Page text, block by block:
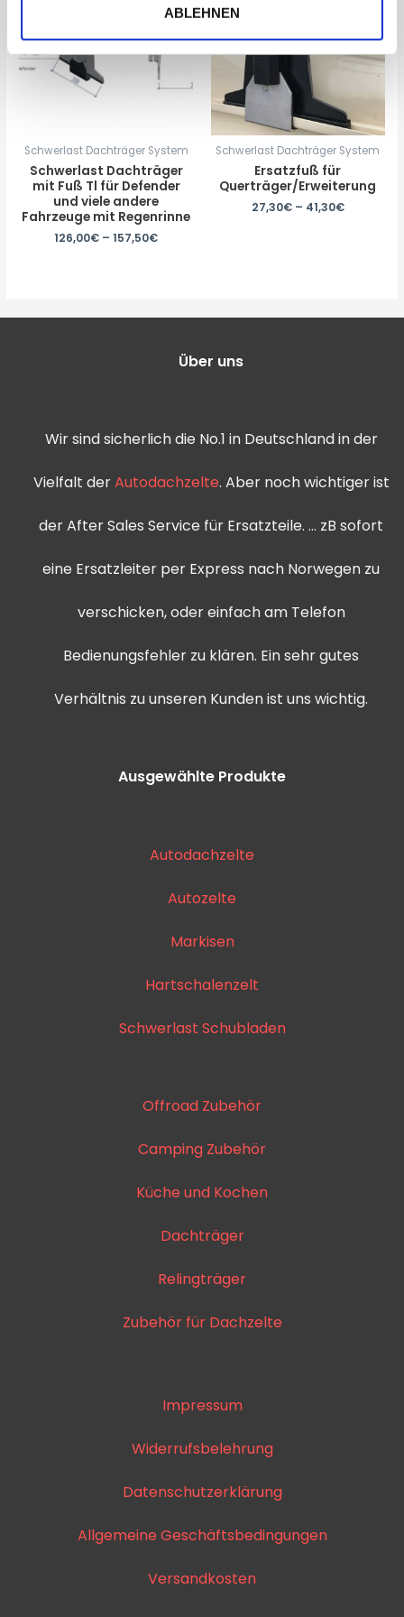
ABLEHNEN
Schwerlast Dachträger System
Schwerlast Dachträger
mit Fuß Tl für Defender
und viele andere
Fahrzeuge mit Regenrinne
126,00€ –157,50€
Schwerlast Dachträger System
Ersatzfuß für
Querträger/Erweiterung
27,30€ – 41,30€
Über uns
Wir sind sicherlich die No.1 in Deutschland in der
Vielfalt derAutodachzelte. Aber noch wichtiger ist
der After Sales Service für Ersatzteile. … zB sofort
eine Ersatzleiter per Express nach Norwegen zu
verschicken, oder einfach am Telefon
Bedienungsfehler zu klären. Ein sehr gutes
Verhältnis zu unseren Kunden ist uns wichtig.
Ausgewählte Produkte
Autodachzelte
Autozelte
Markisen
Hartschalenzelt
Schwerlast Schubladen
Offroad Zubehör
Camping Zubehör
Küche und Kochen
Dachträger
Relingträger
Zubehör für Dachzelte
Impressum
Widerrufsbelehrung
Datenschutzerklärung
Allgemeine Geschäftsbedingungen
Versandkosten